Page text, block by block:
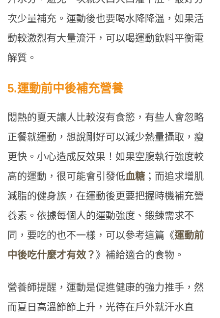
次少量補充。運動後也要喝水降降溫，如果活
動較激烈有大量流汗，可以喝運動飲料平衡電
解質。
5.運動前中後補充營養
悶熱的夏天讓人比較沒有食慾，有些人會忽略
正餐就運動，想說剛好可以減少熱量攝取，瘦
更快。小心造成反效果！如果空腹執行強度較
高的運動，很可能會引發低血糖 ；而追求增肌
減脂的健身族，在運動後更要把握時機補充營
養素。依據每個人的運動強度、鍛鍊需求不
同，要吃的也不一樣，可以參考這篇《運動前
中後吃什麼才有效？ 》補給適合的食物。
營養師提醒，運動是促進健康的強力推手，然
而夏日高溫節節上升，光待在戶外就汗水直